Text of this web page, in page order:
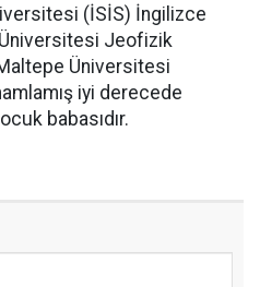
(İSİS) İngilizce
Üniversitesi Jeofizik
Üniversitesi
iyi derecede
babasıdır.